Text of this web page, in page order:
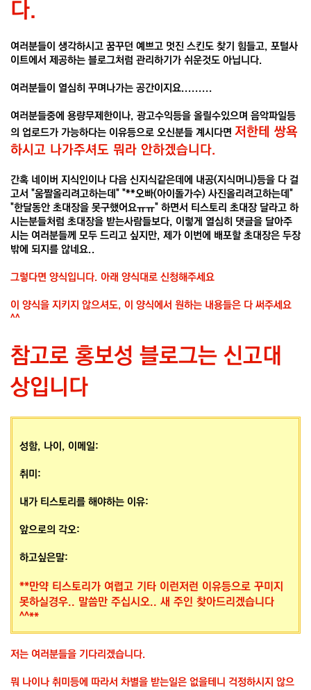
다.
여러분들이 생각하시고 꿈꾸던 예쁘고 멋진 스킨도 찾기 힘들고, 포털사
이트에서 제공하는 블로그처럼 관리하기가 쉬운것도 아닙니다.
여러분들이 열심히 꾸며나가는 공간이지요.........
여러분들중에 용량무제한이나, 광고수익등을 올릴수있으며 음악파일등
의 업로드가 가능하다는 이유등으로 오신분들 계시다면 저한테 쌍욕
하시고 나가주셔도 뭐라 안하겠습니다.
간혹 네이버 지식인이나 다음 신지식같은데에 내공(지식머니)등을 다 걸
고서 "움짤올리려고하는데" "**오빠(아이돌가수) 사진올리려고하는데"
"한달동안 초대장을 못구했어요ㅠㅠ" 하면서 티스토리 초대장 달라고 하
시는분들처럼 초대장을 받는사람들보다, 이렇게 열심히 댓글을 달아주
시는 여러분들께 모두 드리고 싶지만, 제가 이번에 배포할 초대장은 두장
밖에 되지를 않네요..
그렇다면 양식입니다. 아래 양식대로 신청해주세요
이 양식을 지키지 않으셔도, 이 양식에서 원하는 내용들은 다 써주세요
^^
참고로 홍보성 블로그는 신고대
상입니다
성함, 나이, 이메일:
취미:
내가 티스토리를 해야하는 이유:
앞으로의 각오:
하고싶은말:
**만약 티스토리가 여렵고 기타 이런저런 이유등으로 꾸미지
못하실경우.. 말씀만 주십시오.. 새 주인 찾아드리겠습니다
^^**
저는 여러분들을 기다리겠습니다.
뭐 나이나 취미등에 따라서 차별을 받는일은 없을테니 걱정하시지 않으